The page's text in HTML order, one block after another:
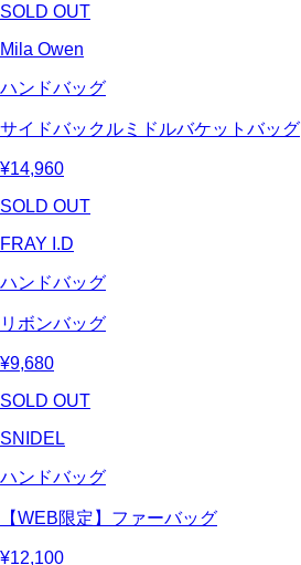
SOLD OUT
Mila Owen
ハンドバッグ
サイドバックルミドルバケットバッグ
¥14,960
SOLD OUT
FRAY I.D
ハンドバッグ
リボンバッグ
¥9,680
SOLD OUT
SNIDEL
ハンドバッグ
【WEB限定】ファーバッグ
¥12,100